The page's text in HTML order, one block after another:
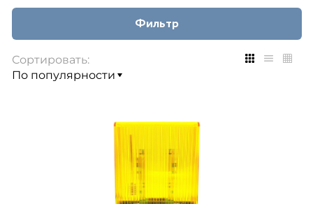
Фильтр
Сортировать: